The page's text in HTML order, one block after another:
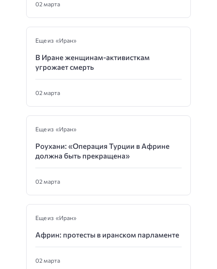
02 марта
Еще из «Иран»
В Иране женщинам-активисткам
угрожает смерть
02 марта
Еще из «Иран»
Роухани: «Операция Турции в Африне
должна быть прекращена»
02 марта
Еще из «Иран»
Африн: протесты в иранском парламенте
02 марта